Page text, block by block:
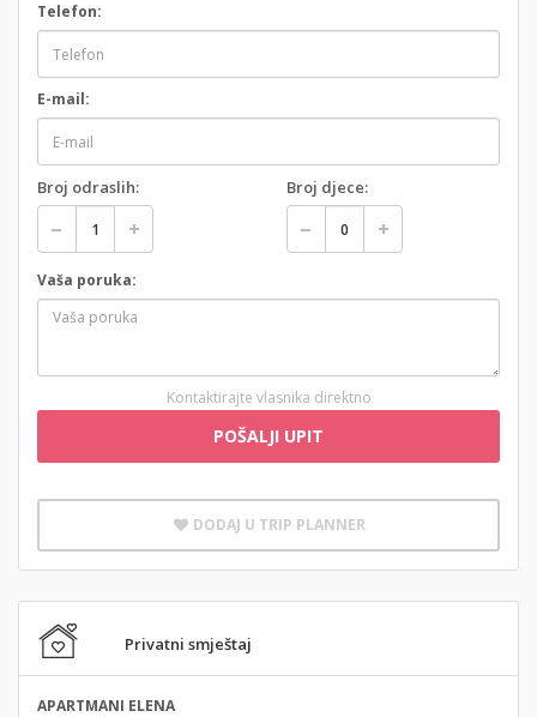
Telefon:
E-mail:
Broj odraslih: Broj djece:
Vaša poruka:
Kontaktirajte vlasnika direktno
POŠALJI UPIT
DODAJ U TRIP PLANNER
Privatni smještaj
APARTMANI ELENA